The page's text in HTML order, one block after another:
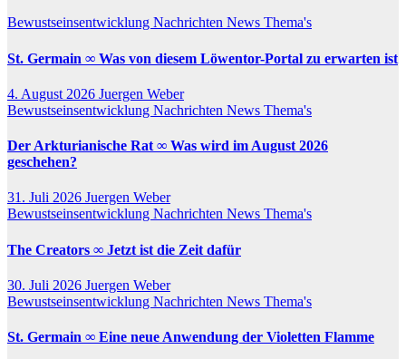
Bewustseinsentwicklung Nachrichten News Thema's
St. Germain ∞ Was von diesem Löwentor-Portal zu erwarten ist
4. August 2026 Juergen Weber
Bewustseinsentwicklung Nachrichten News Thema's
Der Arkturianische Rat ∞ Was wird im August 2026
geschehen?
31. Juli 2026 Juergen Weber
Bewustseinsentwicklung Nachrichten News Thema's
The Creators ∞ Jetzt ist die Zeit dafür
30. Juli 2026 Juergen Weber
Bewustseinsentwicklung Nachrichten News Thema's
St. Germain ∞ Eine neue Anwendung der Violetten Flamme